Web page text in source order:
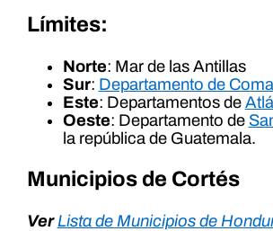
Límites:
Norte: Mar de las Antillas
Sur: Departamento de
Este: Departamentos de
Oeste: Departamento de
la república de Guatemala.
Municipios de Cortés
Ver Lista de Municipios de